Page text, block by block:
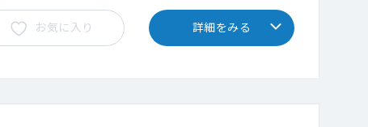
お気に入り 詳細をみる